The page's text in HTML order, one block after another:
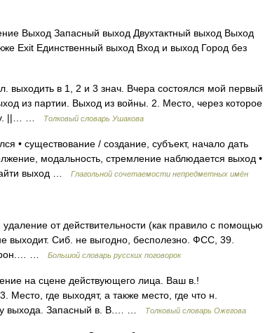
Выход Запасный выход Двухтактный выход Выход
Exit Единственный выход Вход и выход Город без
в 1, 2 и 3 знач. Вчера состоялся мой первый
из партии. Выход из войны. 2. Место, через которое
||… …
Толковый словарь Ушакова
• существование / создание, субъект, начало дать
модальность, стремление наблюдается выход •
выход …
Глагольной сочетаемости непредметных имён
от действительности (как правило с помощью
выходит. Сиб. не выгодно, бесполезно. ФСС, 39.
…
Большой словарь русских поговорок
на сцене действующего лица. Ваш в.!
где выходят, а также место, где что н.
у выхода. Запасный в. В.… …
Толковый словарь Ожегова